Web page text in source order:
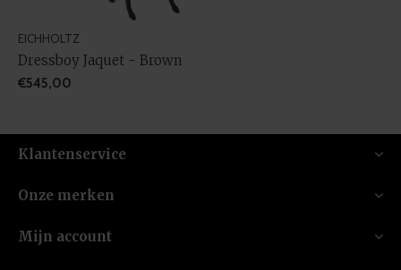
EICHHOLTZ
Dressboy Jaquet - Brown
€545,00
Klantenservice
Onze merken
Mijn account